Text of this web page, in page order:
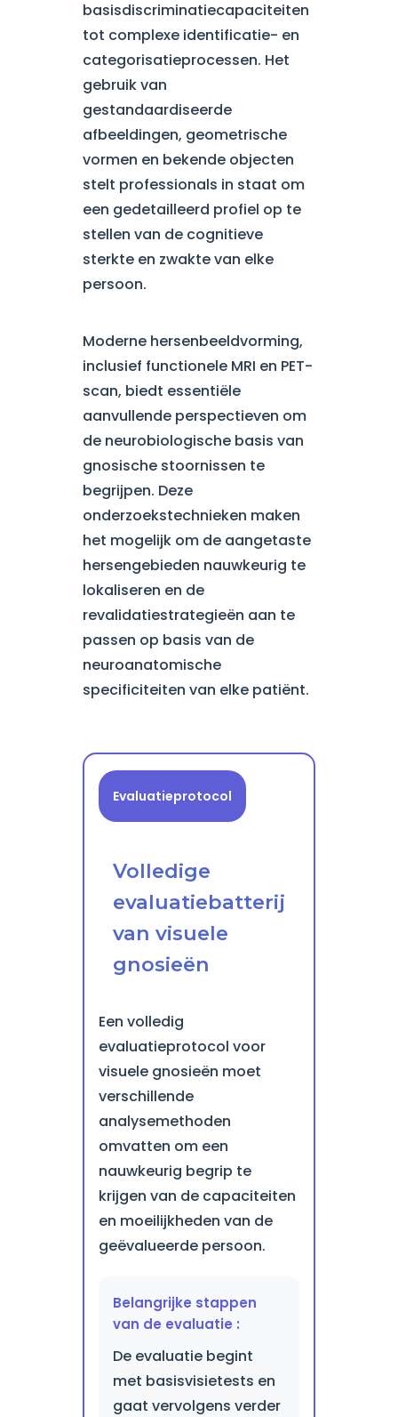
basisdiscriminatiecapaciteiten
tot complexe identificatie- en
categorisatieprocessen. Het
gebruik van
gestandaardiseerde
afbeeldingen, geometrische
vormen en bekende objecten
stelt professionals in staat om
een gedetailleerd profiel op te
stellen van de cognitieve
sterkte en zwakte van elke
persoon.
Moderne hersenbeeldvorming,
inclusief functionele MRI en PET-
scan, biedt essentiële
aanvullende perspectieven om
de neurobiologische basis van
gnosische stoornissen te
begrijpen. Deze
onderzoekstechnieken maken
het mogelijk om de aangetaste
hersengebieden nauwkeurig te
lokaliseren en de
revalidatiestrategieën aan te
passen op basis van de
neuroanatomische
specificiteiten van elke patiënt.
Evaluatieprotocol
Volledige
evaluatiebatterij
van visuele
gnosieën
Een volledig
evaluatieprotocol voor
visuele gnosieën moet
verschillende
analysemethoden
omvatten om een
nauwkeurig begrip te
krijgen van de capaciteiten
en moeilijkheden van de
geëvalueerde persoon.
Belangrijke stappen
van de evaluatie :
De evaluatie begint
met basisvisietests en
gaat vervolgens verder